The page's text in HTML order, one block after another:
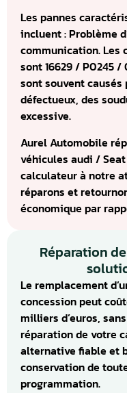
Les pannes
incluent : Problème
communication. Les
sont 16629 / P0245 /
sont souvent
défectueux, des
excessive.
Aurel Automobile
véhicules audi /
calculateur à notre
réparons et
économique par
Réparation
Le remplacement
concession peut
milliers d’euros,
réparation de votre
alternative fiable et
conservation de
programmation.